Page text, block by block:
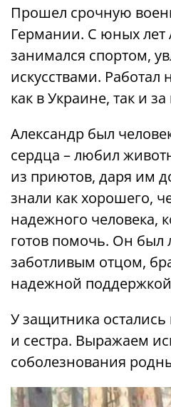
Прошел срочную
Германии. С юных лет
занимался спортом,
искусствами. Работал
как в Украине, так и
Александр был
сердца – любил
из приютов, даря им
знали как хорошего,
надежного человека,
готов помочь. Он
заботливым отцом,
надежной
У защитника
и сестра. Выражаем
соболезнования